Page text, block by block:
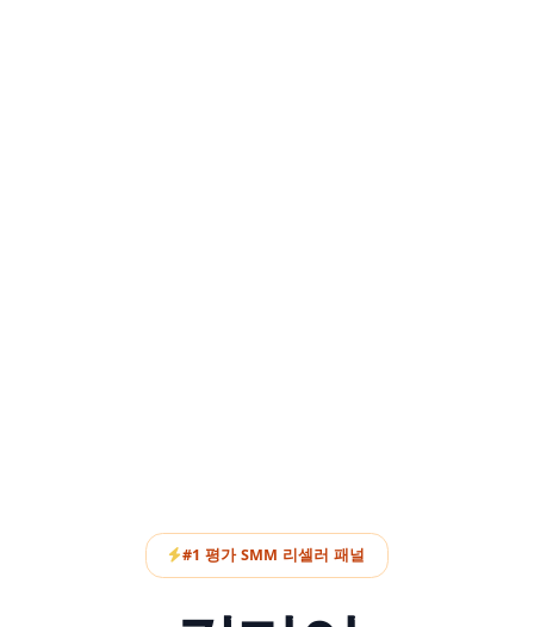
#1 평가 SMM 리셀러 패널